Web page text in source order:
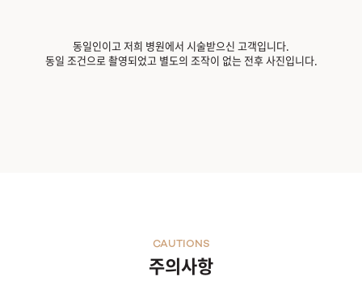
동일인이고 저희 병원에서 시술받으신 고객입니다.
동일 조건으로 촬영되었고 별도의 조작이 없는 전후 사진입니다.
주의사항
CAUTIONS